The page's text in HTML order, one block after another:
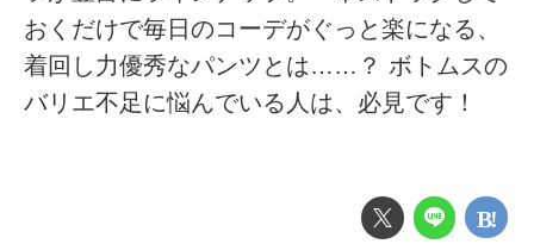
おくだけで毎日のコーデがぐっと楽になる、
着回し力優秀なパンツとは……？ ボトムスの
バリエ不足に悩んでいる人は、必見です！